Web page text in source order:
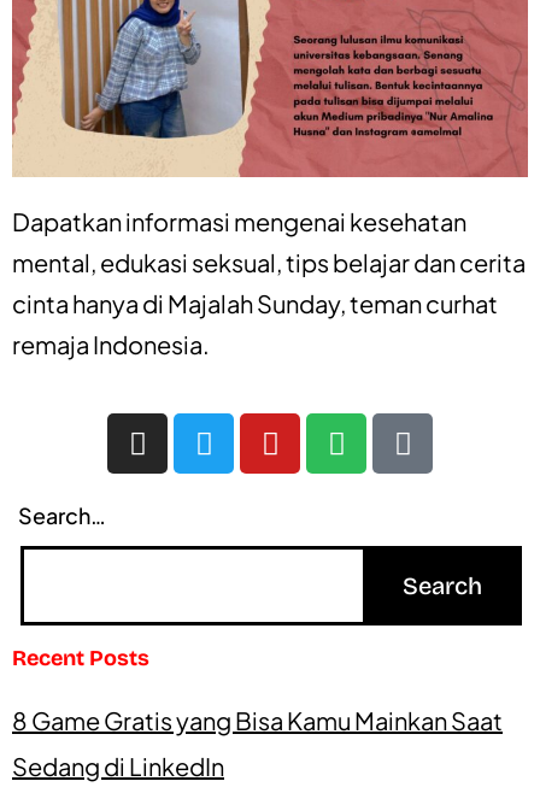
Dapatkan informasi mengenai kesehatan
mental, edukasi seksual,tips belajardancerita
cinta hanya di Majalah Sunday, teman curhat
remaja Indonesia.
Search…
Recent Posts
8 Game Gratis yang Bisa Kamu Mainkan Saat
Sedang di LinkedIn